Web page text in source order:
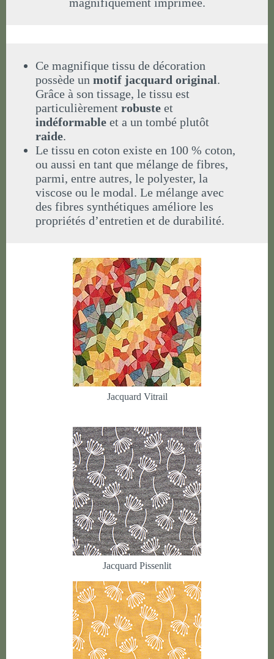
Ce magnifique tissu de décoration
possède un motif jacquard original.
Grâce à son tissage, le tissu est
particulièrement robusteet
indéformableet a un tombé plutôt
raide.
Le tissu en coton existe en 100 % coton,
ou aussi en tant que mélange de fibres,
parmi, entre autres, le polyester, la
viscose ou le modal. Le mélange avec
des fibres synthétiques améliore les
propriétés d’entretien et de durabilité.
Jacquard Vitrail
Jacquard Pissenlit